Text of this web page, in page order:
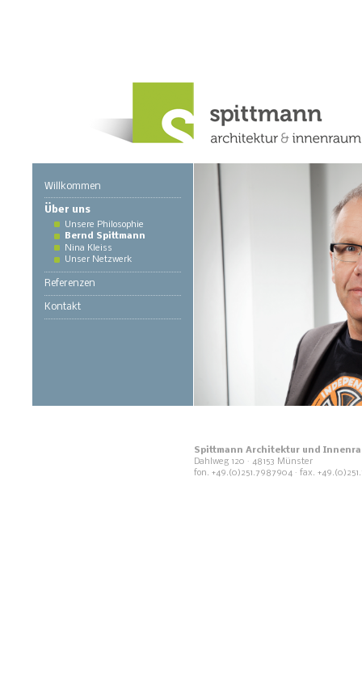
Willkommen
Über uns
Unsere Philosophie
Bernd Spittmann
Nina Kleiss
Unser Netzwerk
Referenzen
Kontakt
Spittmann Architektur und
Dahlweg 120 · 48153 Münster
fon. +49.(0)251.7987904 · fax.